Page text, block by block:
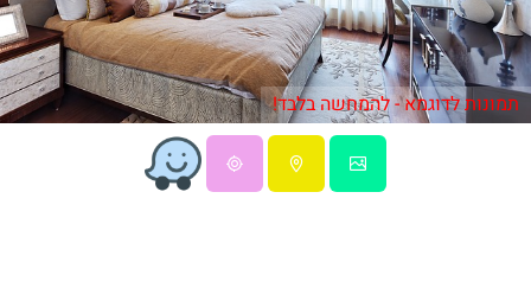
תמונות לדוגמא - להמחשה בלבד!